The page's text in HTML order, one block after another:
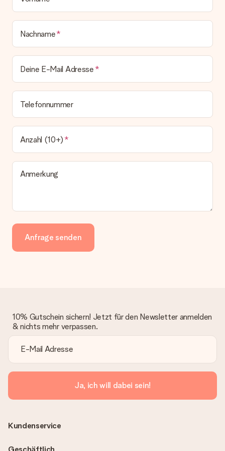
Nachname
Deine E-Mail Adresse
Telefonnummer
Anzahl (10+)
Anmerkung
Anfrage senden
10% Gutschein sichern! Jetzt für den Newsletter anmelden
& nichts mehr verpassen.
Ja, ich will dabei sein!
Kundenservice